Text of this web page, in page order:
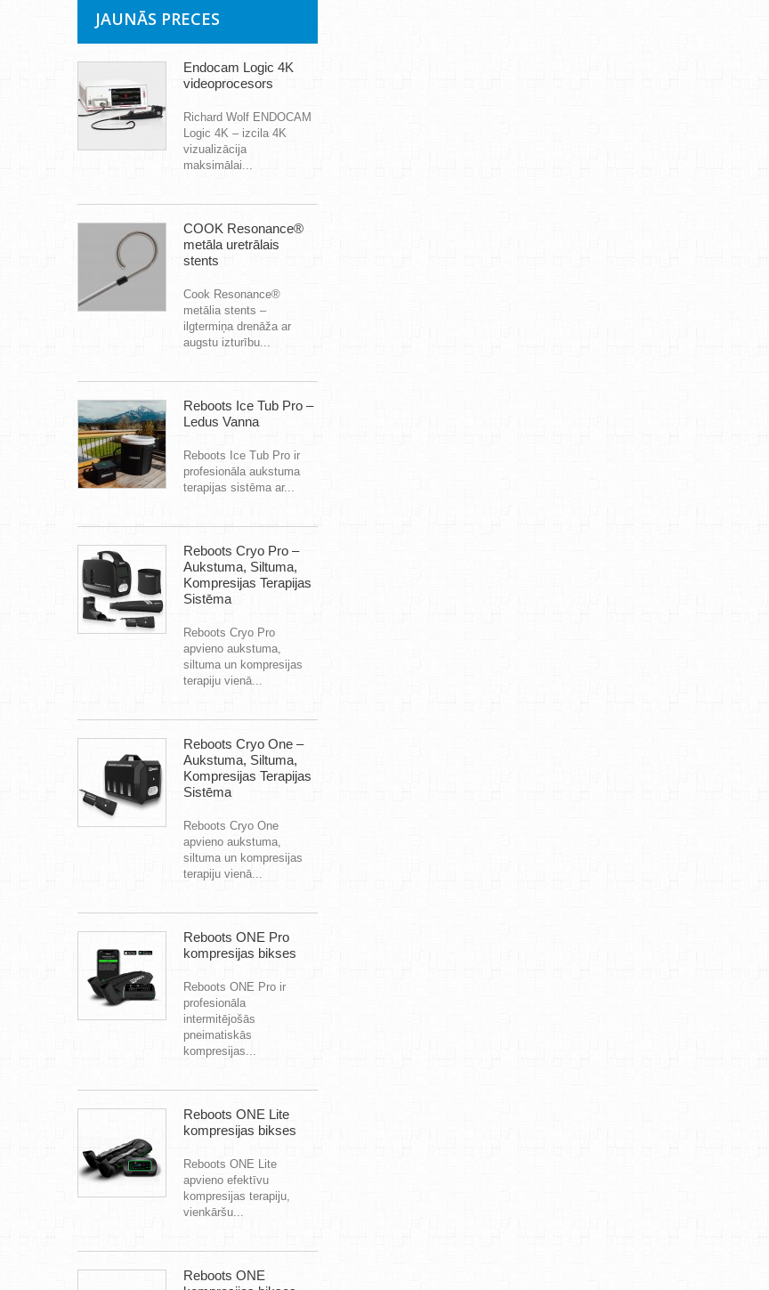
JAUNĀS PRECES
Endocam Logic 4K
videoprocesors
Richard Wolf ENDOCAM
Logic 4K – izcila 4K
vizualizācija
maksimālai...
COOK Resonance®
metāla uretrālais
stents
Cook Resonance®
metālia stents –
ilgtermiņa drenāža ar
augstu izturību...
Reboots Ice Tub Pro –
Ledus Vanna
Reboots Ice Tub Pro ir
profesionāla aukstuma
terapijas sistēma ar...
Reboots Cryo Pro –
Aukstuma, Siltuma,
Kompresijas Terapijas
Sistēma
Reboots Cryo Pro
apvieno aukstuma,
siltuma un kompresijas
terapiju vienā...
Reboots Cryo One –
Aukstuma, Siltuma,
Kompresijas Terapijas
Sistēma
Reboots Cryo One
apvieno aukstuma,
siltuma un kompresijas
terapiju vienā...
Reboots ONE Pro
kompresijas bikses
Reboots ONE Pro ir
profesionāla
intermitējošās
pneimatiskās
kompresijas...
Reboots ONE Lite
kompresijas bikses
Reboots ONE Lite
apvieno efektīvu
kompresijas terapiju,
vienkāršu...
Reboots ONE